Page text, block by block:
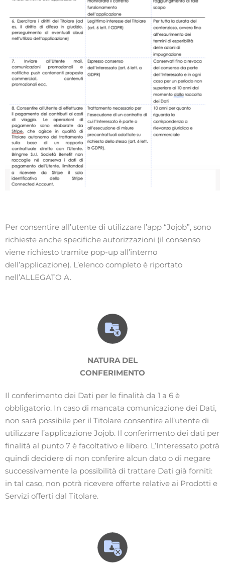
Per consentire all’utente di utilizzare l’app “Jojob”, sono
richieste anche specifiche autorizzazioni (il consenso
viene richiesto tramite pop-up all’interno
dell’applicazione). L’elenco completo è riportato
nell’ALLEGATO A.
NATURA DEL
CONFERIMENTO
Il conferimento dei Dati per le finalità da 1 a 6 è
obbligatorio. In caso di mancata comunicazione dei Dati,
non sarà possibile per il Titolare consentire all’utente di
utilizzare l’applicazione Jojob. Il conferimento dei dati per
finalità al punto 7 è facoltativo e libero. L’Interessato potrà
quindi decidere di non conferire alcun dato o di negare
successivamente la possibilità di trattare Dati già forniti:
in tal caso, non potrà ricevere offerte relative ai Prodotti e
Servizi offerti dal Titolare.